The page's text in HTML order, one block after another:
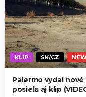
KLIP SK/CZ
Palermo vydal
posiela aj klip